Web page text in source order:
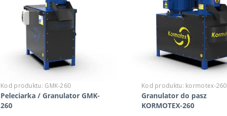
Kod produktu: GMK-260
Peleciarka / Granulator GMK-
260
Kod produktu: kormotex-260
Granulator do pasz
KORMOTEX-260